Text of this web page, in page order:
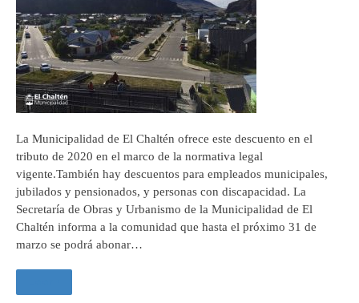
La Municipalidad de El Chaltén ofrece este descuento en el
tributo de 2020 en el marco de la normativa legal
vigente.También hay descuentos para empleados municipales,
jubilados y pensionados, y personas con discapacidad. La
Secretaría de Obras y Urbanismo de la Municipalidad de El
Chaltén informa a la comunidad que hasta el próximo 31 de
marzo se podrá abonar…